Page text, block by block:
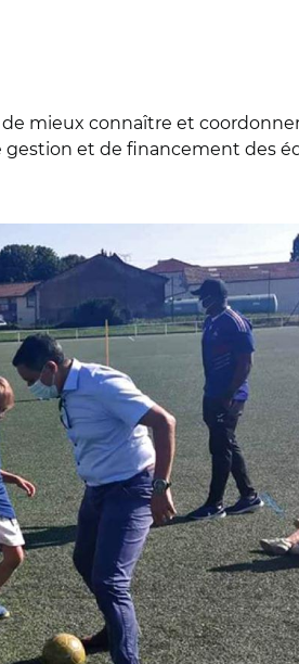
mieux connaître et
gestion et de financement des